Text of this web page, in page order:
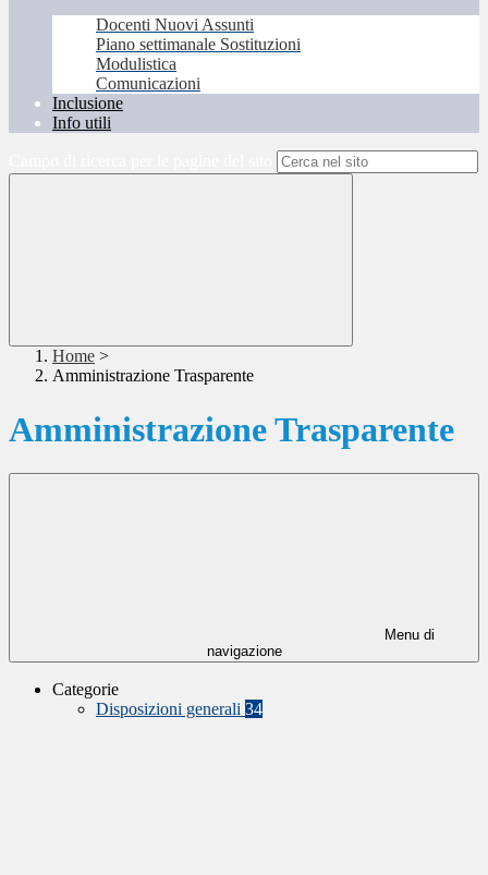
Docenti Nuovi Assunti
Piano settimanale Sostituzioni
Modulistica
Comunicazioni
Inclusione
Info utili
Home >
Amministrazione Trasparente
Amministrazione Trasparente
Menu di
navigazione
Categorie
Disposizioni generali 34